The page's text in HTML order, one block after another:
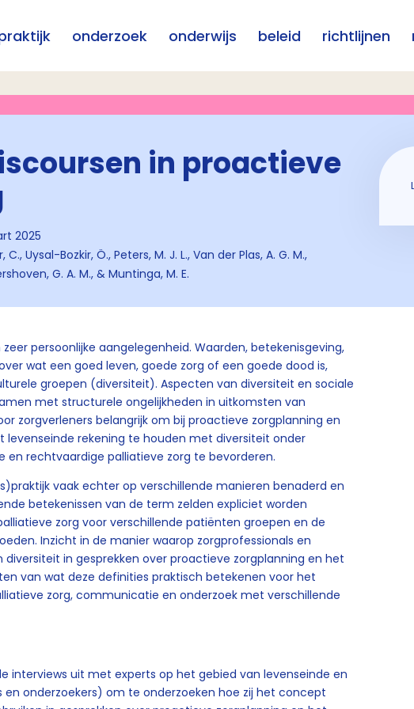
onderzoek onderwijs beleid richtlijnen
in proactieve
2025
C., Uysal-Bozkir, Ö., Peters, M. J. L., Van der Plas, A. G. M.,
G. A. M., & Muntinga, M. E.
persoonlijke aangelegenheid. Waarden, betekenisgeving,
wat een goed leven, goede zorg of een goede dood is,
groepen (diversiteit). Aspecten van diversiteit en sociale
met structurele ongelijkheden in uitkomsten van
zorgverleners belangrijk om bij proactieve zorgplanning en
levenseinde rekening te houden met diversiteit onder
en rechtvaardige palliatieve zorg te bevorderen.
vaak echter op verschillende manieren benaderd en
betekenissen van de term zelden expliciet worden
zorg voor verschillende patiënten groepen en de
Inzicht in de manier waarop zorgprofessionals en
in gesprekken over proactieve zorgplanning en het
van wat deze definities praktisch betekenen voor het
zorg, communicatie en onderzoek met verschillende
interviews uit met experts op het gebied van levenseinde en
en onderzoekers) om te onderzoeken hoe zij het concept